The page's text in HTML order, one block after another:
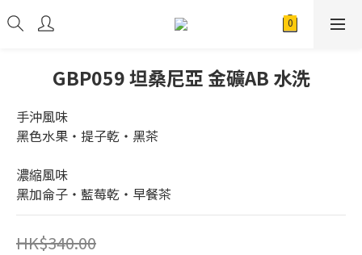
GBP059 坦桑尼亞 金礦AB 水洗
手沖風味
黑色水果・提子乾・黑茶
濃縮風味
黑加侖子・藍莓乾・早餐茶
HK$340.00